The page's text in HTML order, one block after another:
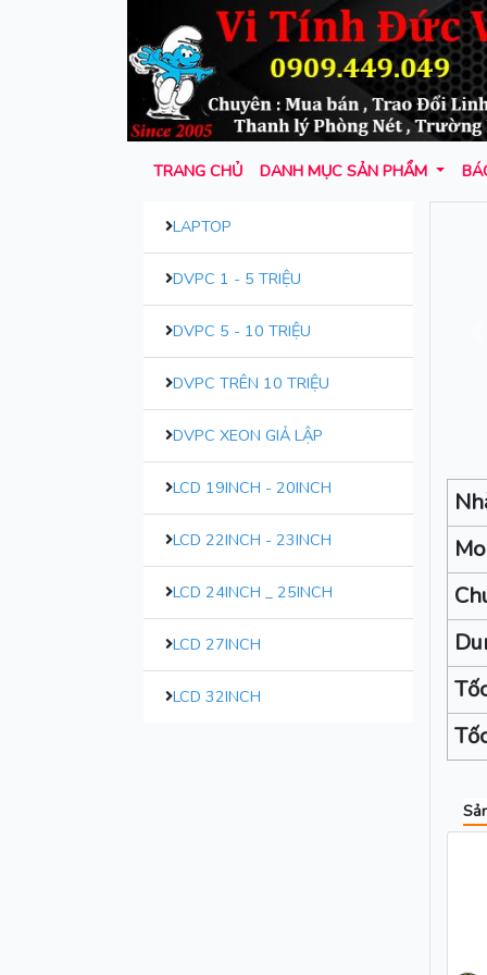
TRANG CHỦ DANH MỤC SẢN PHẨM
LAPTOP
DVPC 1 - 5 TRIỆU
DVPC 5 - 10 TRIỆU
DVPC TRÊN 10 TRIỆU
DVPC XEON GIẢ LẬP
LCD 19INCH - 20INCH
LCD 22INCH - 23INCH
LCD 24INCH _ 25INCH
LCD 27INCH
LCD 32INCH